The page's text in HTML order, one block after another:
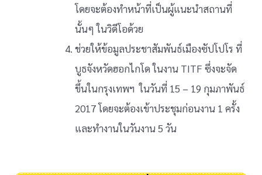
โดยจะต้องทำหน้าที่เป็นผู้แนะนำสถานที่
นั้นๆ ในวิดีโอด้วย
ช่วยให้ข้อมูลประชาสัมพันธ์เมืองซัปโปโร ที่
บูธจังหวัดฮอกไกโด ในงาน TITF ซึ่งจะจัด
ขึ้นในกรุงเทพฯ ในวันที่ 15 – 19 กุมภาพันธ์
2017 โดยจะต้องเข้าประชุมก่อนงาน 1 ครั้ง
และทำงานในวันงาน 5 วัน